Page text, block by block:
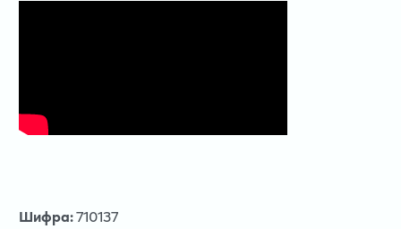
Шифра:710137